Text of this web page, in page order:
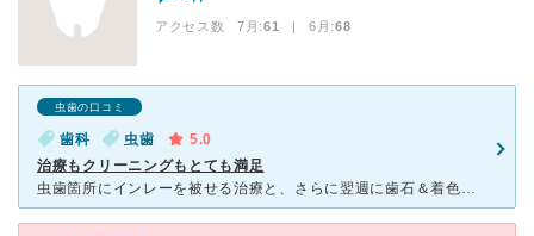
アクセス数 7月:61 | 6月:68
虫歯の口コミ
歯科 虫歯
5.0
治療もクリーニングもとても満足
虫歯箇所にインレーを被せる治療と、さらに翌週に歯石＆着色除去をしてもらいました。 何度かお世話になってますが、とても優しく和やかな雰囲気の先生です。 説明も丁寧で安心しておまかせすることができ